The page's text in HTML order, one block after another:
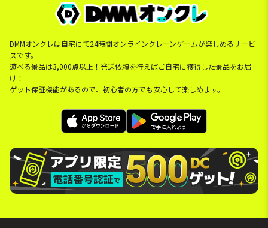
DMMオンクレは自宅にて24時間オンラインクレーンゲームが楽しめるサービ
スです。
遊べる景品は3,000点以上！発送依頼を行えばご自宅に獲得した景品をお届
け！
ゲット保証機能があるので、初心者の方でも安心して楽しめます。